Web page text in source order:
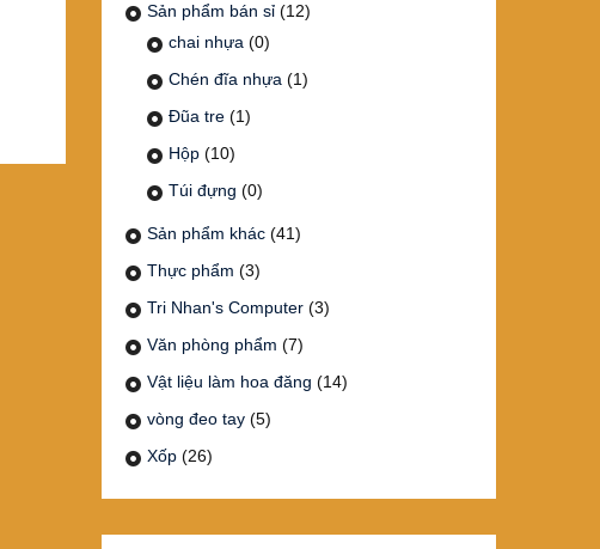
Sản phẩm bán sỉ (12)
chai nhựa (0)
Chén đĩa nhựa (1)
Đũa tre (1)
Hộp (10)
Túi đựng (0)
Sản phẩm khác (41)
Thực phẩm (3)
Tri Nhan's Computer (3)
Văn phòng phẩm (7)
Vật liệu làm hoa đăng (14)
vòng đeo tay (5)
Xốp (26)